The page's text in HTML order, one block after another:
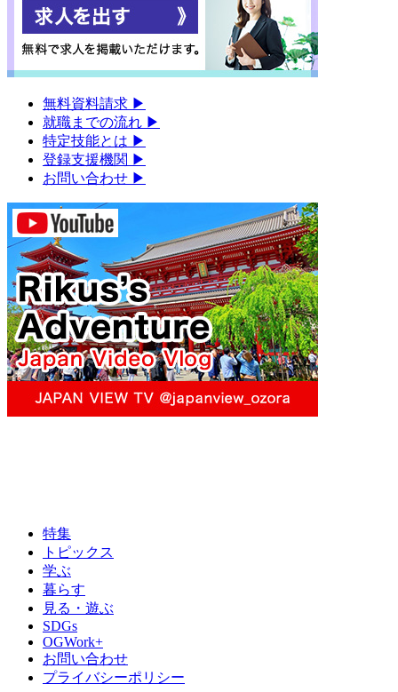
無料資料請求 ▶︎
就職までの流れ ▶︎
特定技能とは ▶︎
登録支援機関 ▶︎
お問い合わせ ▶︎
特集
トピックス
学ぶ
暮らす
見る・遊ぶ
SDGs
OGWork+
お問い合わせ
プライバシーポリシー